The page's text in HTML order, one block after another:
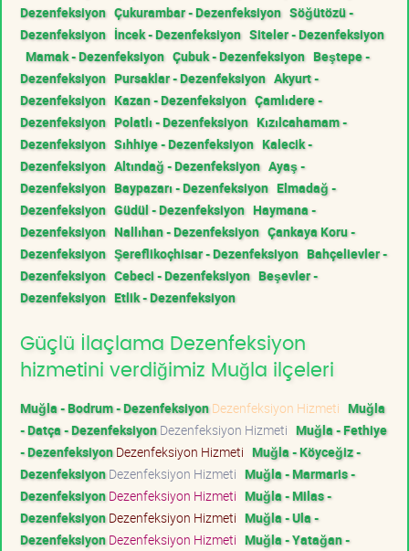
Dezenfeksiyon Çukurambar - Dezenfeksiyon Söğütözü -
Dezenfeksiyon İncek - Dezenfeksiyon Siteler - Dezenfeksiyon
Mamak - Dezenfeksiyon Çubuk - Dezenfeksiyon Beştepe -
Dezenfeksiyon Pursaklar - Dezenfeksiyon Akyurt -
Dezenfeksiyon Kazan - Dezenfeksiyon Çamlıdere -
Dezenfeksiyon Polatlı - Dezenfeksiyon Kızılcahamam -
Dezenfeksiyon Sıhhiye - Dezenfeksiyon Kalecik -
Dezenfeksiyon Altındağ - Dezenfeksiyon Ayaş -
Dezenfeksiyon Baypazarı - Dezenfeksiyon Elmadağ -
Dezenfeksiyon Güdül - Dezenfeksiyon Haymana -
Dezenfeksiyon Nallıhan - Dezenfeksiyon Çankaya Koru -
Dezenfeksiyon Şereflikoçhisar - Dezenfeksiyon Bahçelievler -
Dezenfeksiyon Cebeci - Dezenfeksiyon Beşevler -
Dezenfeksiyon Etlik - Dezenfeksiyon
Güçlü İlaçlama Dezenfeksiyon
hizmetini verdiğimiz Muğla ilçeleri
Muğla - Bodrum - DezenfeksiyonDezenfeksiyon Hizmeti Muğla
- Datça - DezenfeksiyonDezenfeksiyon Hizmeti Muğla - Fethiye
- DezenfeksiyonDezenfeksiyon Hizmeti Muğla - Köyceğiz -
DezenfeksiyonDezenfeksiyon Hizmeti Muğla - Marmaris -
DezenfeksiyonDezenfeksiyon Hizmeti Muğla - Milas -
DezenfeksiyonDezenfeksiyon Hizmeti Muğla - Ula -
DezenfeksiyonDezenfeksiyon Hizmeti Muğla - Yatağan -